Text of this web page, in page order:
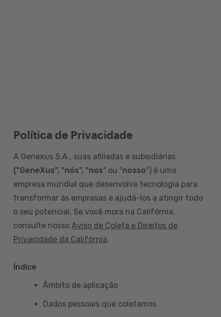
Política de Privacidade
A Genexus S.A., suas afiliadas e subsidiárias
("GeneXus", "nós", "nos" ou "nosso") é uma
empresa mundial que desenvolve tecnologia para
transformar às empresas e ajudá-los a atingir todo
o seu potencial. Se você mora na Califórnia,
consulte nosso Aviso de Coleta e Direitos de
Privacidade da Califórnia.
Índice
Âmbito de aplicação
Dados pessoais que coletamos